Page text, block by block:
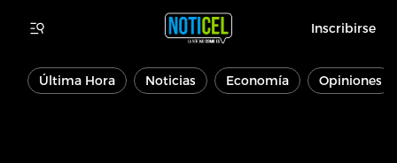
Inscribirse
Última Hora Noticias Economía Opiniones